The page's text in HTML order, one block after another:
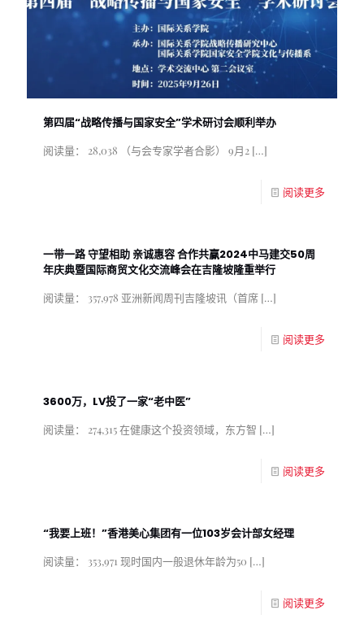
第四届“战略传播与国家安全”学术研讨会顺利举办
阅读量： 28,038 （与会专家学者合影） 9月2 […]
阅读更多
一带一路 守望相助 亲诚惠容 合作共赢2024中马建交50周
年庆典暨国际商贸文化交流峰会在吉隆坡隆重举行
阅读量： 357,978 亚洲新闻周刊吉隆坡讯（首席 […]
阅读更多
3600万，LV投了一家“老中医”
阅读量： 274,315 在健康这个投资领域，东方智 […]
阅读更多
“我要上班！”香港美心集团有一位103岁会计部女经理
阅读量： 353,971 现时国内一般退休年龄为50 […]
阅读更多